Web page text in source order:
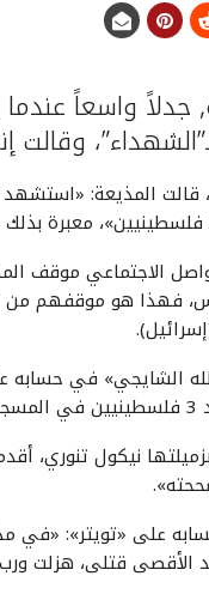
جدلاً واسعاً
الاجتماعي موقف
فهذا هو موقفهم من
الشايجي» في حسابه
نيكول تنوري،
على «تويتر»:
قتلى، هزلت